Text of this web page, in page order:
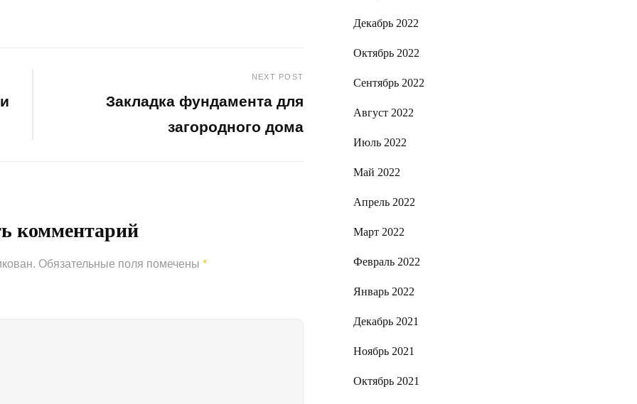
NEXT POST
Закладка фундамента для
загородного дома
комментарий
Обязательные поля помечены *
Декабрь 2022
Октябрь 2022
Сентябрь 2022
Август 2022
Июль 2022
Май 2022
Апрель 2022
Март 2022
Февраль 2022
Январь 2022
Декабрь 2021
Ноябрь 2021
Октябрь 2021